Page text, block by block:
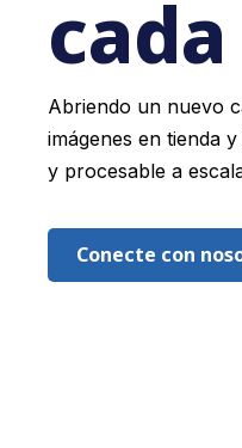
Abriendo un nuevo
imágenes en tienda
y procesable a
Conecte con